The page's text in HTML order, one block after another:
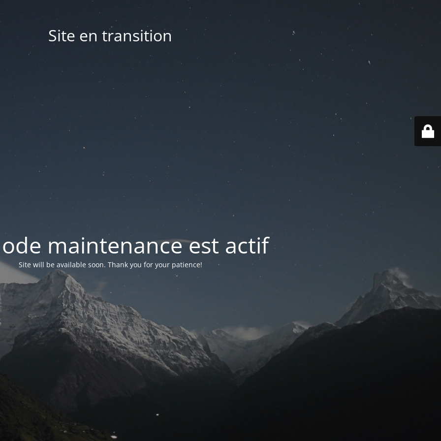
Site en transition
maintenance est actif
Site will be available soon. Thank you for your patience!